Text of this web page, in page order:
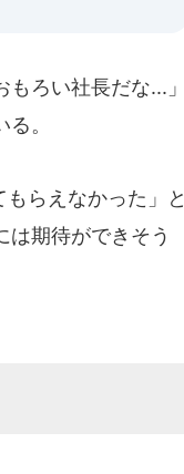
ろい社長だな...」
。
らえなかった」と
は期待ができそう